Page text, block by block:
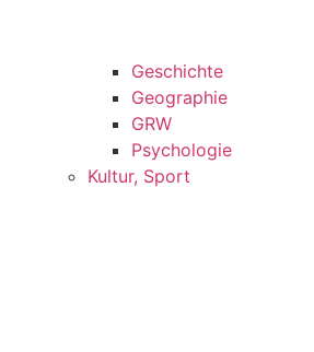
Geschichte
Geographie
GRW
Psychologie
Kultur, Sport